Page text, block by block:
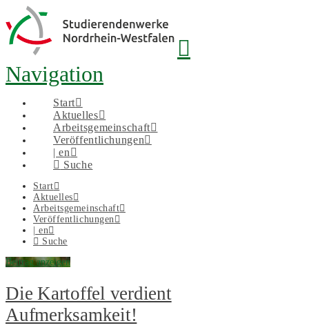
Navigation
Start
Aktuelles
Arbeitsgemeinschaft
Veröffentlichungen
| en
Suche
Start
Aktuelles
Arbeitsgemeinschaft
Veröffentlichungen
| en
Suche
Beitrag anzeigen
Die Kartoffel verdient
Aufmerksamkeit!